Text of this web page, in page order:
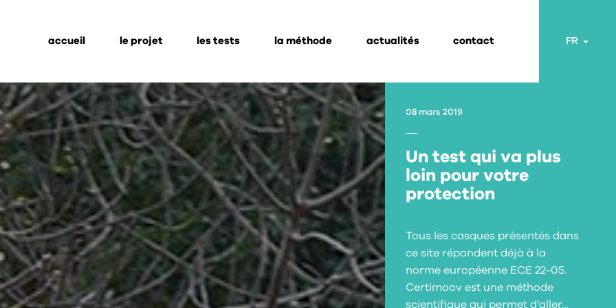
accueil le projet les tests la méthode actualités contact FR
08 mars 2019
Un test qui va plus
loin pour votre
protection
Tous les casques présentés dans
ce site répondent déjà à la
norme européenne ECE 22-05.
Certimoov est une méthode
scientifique qui permet d’aller…